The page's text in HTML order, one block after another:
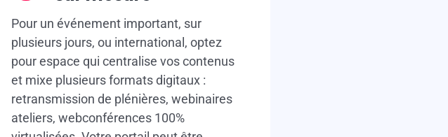
Pour un événement important, sur
plusieurs jours, ou international, optez
pour espace qui centralise vos contenus
et mixe plusieurs formats digitaux :
retransmission de plénières, webinaires
ateliers, webconférences 100%